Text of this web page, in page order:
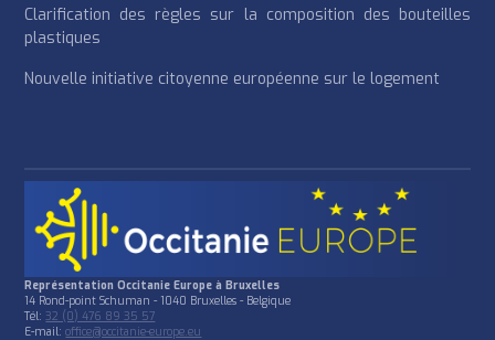
Clarification des règles sur la composition des bouteilles
plastiques
Nouvelle initiative citoyenne européenne sur le logement
Représentation Occitanie Europe à Bruxelles
14 Rond-point Schuman - 1040 Bruxelles - Belgique
Tél:32 (0) 476 89 35 57
E-mail:office@occitanie-europe.eu